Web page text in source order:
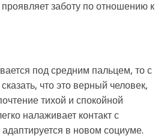
заботу по отношению к
под средним пальцем, то с
что это верный человек,
тихой и спокойной
налаживает контакт с
в новом социуме.